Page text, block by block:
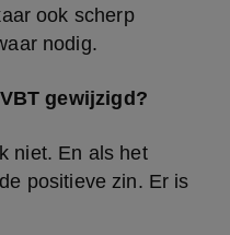
ook scherp
nodig.
gewijzigd?
niet. En als het
positieve zin. Er is